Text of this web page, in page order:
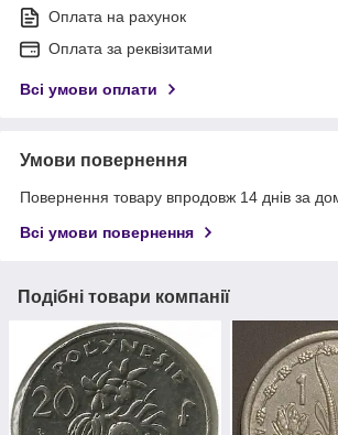
Оплата на рахунок
Оплата за реквізитами
Всі умови оплати
Умови повернення
Повернення товару впродовж 14 днів за
Всі умови повернення
Подібні товари компанії